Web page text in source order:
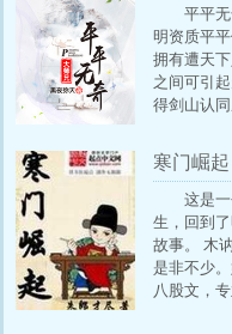
你别想逃
颌恶狠狠
意？”纪安
的唇。人
遮风避雨
平平
明资质平
拥有遭天
之间可引
得剑山认
寒门崛起
这是
生，回到
故事。 木
是非不少
八股文，